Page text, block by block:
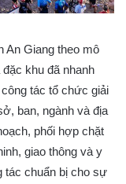
An Giang theo mô
khu đã nhanh
tác tổ chức giải
ban, ngành và địa
phối hợp chặt
giao thông và y
tác chuẩn bị cho sự